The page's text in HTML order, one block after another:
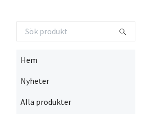
Hem
Nyheter
Alla produkter